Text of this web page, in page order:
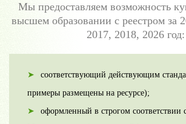
Мы предоставляем возможность
высшем образовании с реестром за
2017, 2018, 2026 год:
соответствующий действующим
примеры размещены на ресурсе);
оформленный в строгом соответствии